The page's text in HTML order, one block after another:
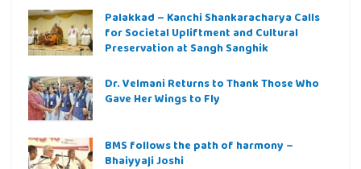
Palakkad – Kanchi Shankaracharya Calls
for Societal Upliftment and Cultural
Preservation at Sangh Sanghik
Dr. Velmani Returns to Thank Those Who
Gave Her Wings to Fly
BMS follows the path of harmony –
Bhaiyyaji Joshi